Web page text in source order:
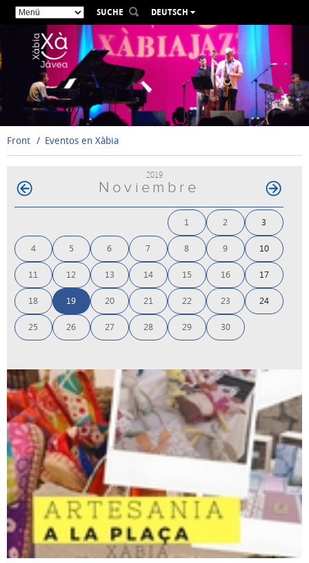
SUCHE
DEUTSCH
ESPAÑOL
VALENCIÀ
FRANÇAIS
РУССКИЙ
Front Eventos en Xàbia
2019
Noviembre
1 2 3
4 5 6 7 8 9 10
11 12 13 14 15 16 17
18 19 20 21 22 23 24
25 26 27 28 29 30